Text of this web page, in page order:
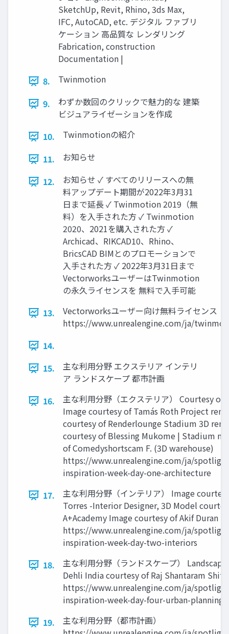
SketchUp, Revit, Rhino, 3ds Max,
IFC, AutoCAD, etc. デジタル ファブリ
ケーション 高品質な レンダリング
Fabrication, construction
Documentation |
8.
Twinmotion
9.
わずか数回のクリックで魅力的な 建築
ビジュアライゼーションを作成
10.
Twinmotionの紹介
11.
お知らせ
12.
お知らせ ✓ すべてのリリースへの無
料アップデート期間が2022年3月31
日まで延長 ✓ Twinmotion 2019（無
料）を入手された方 ✓ Twinmotion
2020、2021を購入された方 ✓
Archicad、RIKCAD10、Rhino、
BricsCAD BIMとのプロモーションで
入手された方 ✓ 2022年3月31日まで
VectorworksユーザーはTwinmotion
の永久ライセンスを 無料で入手可能
13.
Vectorworksユーザー向け無料ライセンス
https://www.unrealengine.com/ja/
14.
15.
主な利用分野 エクステリア インテリ
ア ランドスケープ 都市計画
16.
主な利用分野（エクステリア） Courtesy of
Image courtesy of Tamás Roth Project
courtesy of Renderlounge Stadium 3D
courtesy of Blessing Mukome | Stadium
of Comedyshortscam F. (3D warehouse)
https://www.unrealengine.com/ja/
inspiration-week-day-one-architecture
17.
主な利用分野（インテリア） Image
Torres -Interior Designer, 3D Model
A+Academy Image courtesy of Akif Duran
https://www.unrealengine.com/ja/
inspiration-week-day-two-interiors
18.
主な利用分野（ランドスケープ）
Dehli India courtesy of Raj Shantaram
https://www.unrealengine.com/ja/
inspiration-week-day-four-urban-planning
19.
主な利用分野（都市計画）